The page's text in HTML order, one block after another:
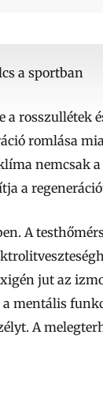
a sportban
rosszullétek
romlása
nemcsak
a
A
jut az
a mentális
A